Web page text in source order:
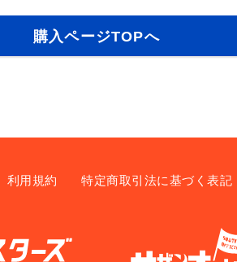
購入ページTOPへ
利用規約 特定商取引法に基づく表記